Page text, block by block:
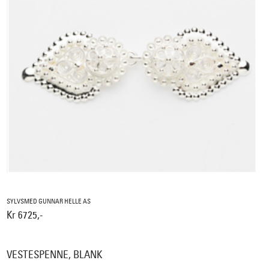
SYLVSMED GUNNAR HELLE AS
Kr 6725,-
VESTESPENNE, BLANK